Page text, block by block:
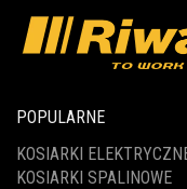
POPULARNE
KOSIARKI
KOSIARKI SPALINOWE